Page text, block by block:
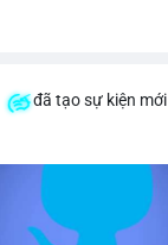
đã tạo sự kiện mới